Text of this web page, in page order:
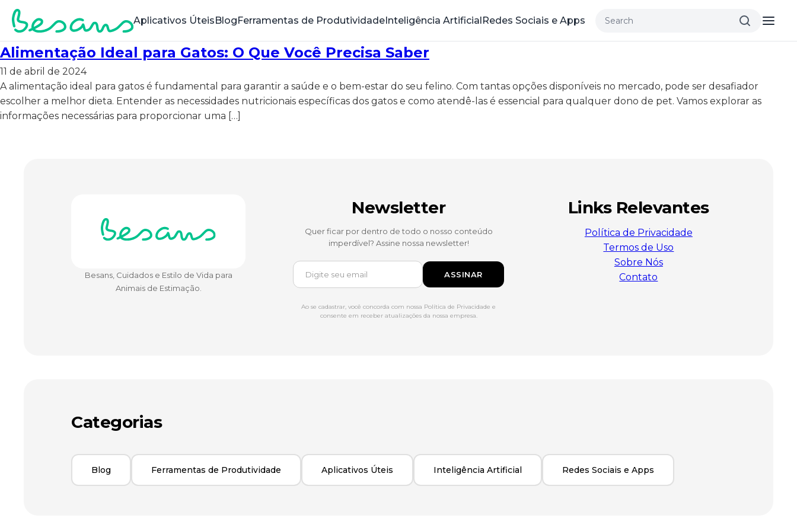
Aplicativos ÚteisBlogFerramentas de ProdutividadeInteligência ArtificialRedes Sociais e Apps
Alimentação Ideal para Gatos: O Que Você Precisa Saber
11 de abril de 2024
A alimentação ideal para gatos é fundamental para garantir a saúde e o bem-estar do seu felino. Com tantas opções disponíveis no mercado, pode ser desafiador
escolher a melhor dieta. Entender as necessidades nutricionais específicas dos gatos e como atendê-las é essencial para qualquer dono de pet. Vamos explorar as
informações necessárias para proporcionar uma […]
Besans, Cuidados e Estilo de Vida para
Animais de Estimação.
Newsletter
Quer ficar por dentro de todo o nosso conteúdo
imperdível? Assine nossa newsletter!
ASSINAR
Ao se cadastrar, você concorda com nossa Política de Privacidade e
consente em receber atualizações da nossa empresa.
Links Relevantes
Política de Privacidade
Termos de Uso
Sobre Nós
Contato
Categorias
Blog Ferramentas de Produtividade Aplicativos Úteis Inteligência Artificial Redes Sociais e Apps